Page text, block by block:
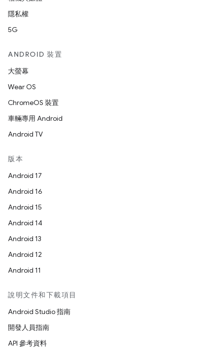
隱私權
5G
ANDROID 裝置
大螢幕
Wear OS
ChromeOS 裝置
車輛專用 Android
Android TV
版本
Android 17
Android 16
Android 15
Android 14
Android 13
Android 12
Android 11
說明文件和下載項目
Android Studio 指南
開發人員指南
API 參考資料